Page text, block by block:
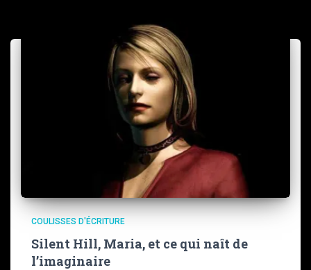
COULISSES D'ÉCRITURE
Silent Hill, Maria, et ce qui naît de
l’imaginaire